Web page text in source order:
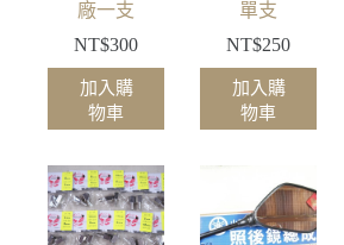
廠一支
NT$300
加入購
物車
單支
NT$250
加入購
物車